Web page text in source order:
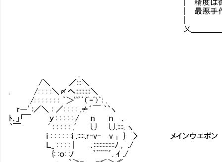
| 精度は微妙だけど沢山撃
| 最悪手作りパーツでも
乂＿＿＿＿＿＿＿＿＿＿＿＿
/＼ ／:::＼
. /: : : :＼〆へ::::::::::＼
/: : : : : : : ｀＞''"´(ﾟｰﾟ)｀: .
r―' :／＼ : ／: : : : ,≠´￣ ｀`ヽ
ﾄ､」｢￣ у: : : : : / ｎ ｎ ､
｀￣ ﾞ : : : : : ,′ ∪ ∪.::::. ヽ
ｉ : : : : : :i .:::::.r‐v‐―v┐ } 〉 メインウエポン
Ｌ_ : : : : | ､::::::::::::::ﾉ , ./
{: :ｏ: :ﾉ ｀¨¨¨´. ｲ ./